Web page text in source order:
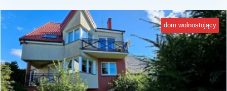
dom wolnostojący